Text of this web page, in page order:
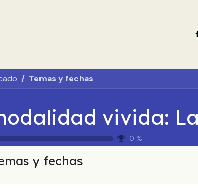
Temas y fechas
0 %
y fechas